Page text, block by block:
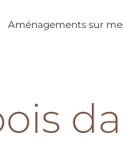
Aménagements sur